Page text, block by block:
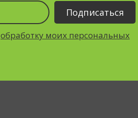
обработку моих персональных